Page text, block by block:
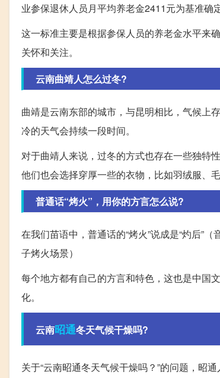
业参保退休人员月平均养老金2411元为基准确
这一标准主要是根据参保人员的养老金水平来
关怀和关注。
云南曲靖人怎么过冬?
曲靖是云南东部的城市，与昆明相比，气候上
冷的天气会持续一段时间。
对于曲靖人来说，过冬的方式也存在一些独特
他们也会选择穿厚一些的衣物，比如羽绒服、
普通话“烤火”，用你的方言怎么说?
在我们苗语中，普通话的“烤火”说成是“灼后”
子烤火场景）
每个地方都有自己的方言和特色，这也是中国
化。
云南昭通冬天气候干燥吗?
关于“云南昭通冬天气候干燥吗？”的问题，昭